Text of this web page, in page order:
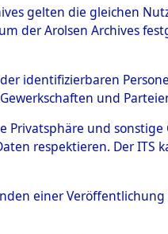
ÜBERSICHT BILD
für
→0037
gelten die gleichen
der Arolsen Archives
identifizierbaren
und
Privatsphäre und
respektieren. Der
einer